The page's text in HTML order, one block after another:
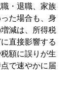
・退職、家族
た場合も、身
減は、所得税
直接影響する
額に誤りが生
で速やかに届